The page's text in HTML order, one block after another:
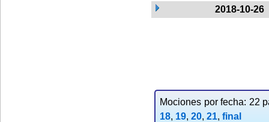
2018-10-26
Mociones por fecha: 22
18, 19, 20, 21, final